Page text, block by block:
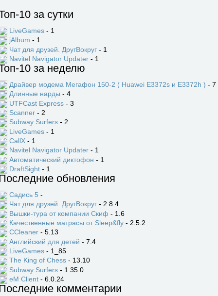
10 за сутки
LiveGames - 1
jAlbum - 1
Чат для друзей. ДругВокруг - 1
Navitel Navigator Updater - 1
10 за неделю
Драйвер модема Мегафон 150-2 ( Huawei E3372s и E3372h ) - 7
Длинные нарды - 4
UTFCast Express - 3
Scanner - 2
Subway Surfers - 2
LiveGames - 1
CallX - 1
Navitel Navigator Updater - 1
Автоматический диктофон - 1
DraftSight - 1
обновления
Садись 5 -
Чат для друзей. ДругВокруг - 2.8.4
Вышки-тура от компании Скиф - 1.6
Качественные матрасы от Sleep&fly - 2.5.2
CCleaner - 5.13
Английский для детей - 7.4
LiveGames - 1_85
The King of Chess - 13.10
Subway Surfers - 1.35.0
eM Client - 6.0.24
комментарии